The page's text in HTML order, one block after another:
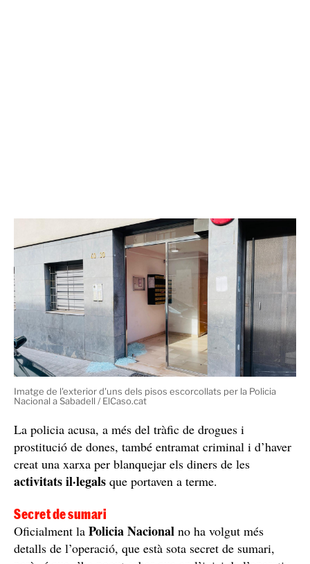
Imatge de l'exterior d'uns dels pisos escorcollats per la Policia
Nacional a Sabadell / ElCaso.cat
La policia acusa, a més del tràfic de drogues i
prostitució de dones, també entramat criminal i d’haver
creat una xarxa per blanquejar els diners de les
activitats il·legals que portaven a terme.
Secret de sumari
Oficialment la Policia Nacional no ha volgut més
detalls de l’operació, que està sota secret de sumari,